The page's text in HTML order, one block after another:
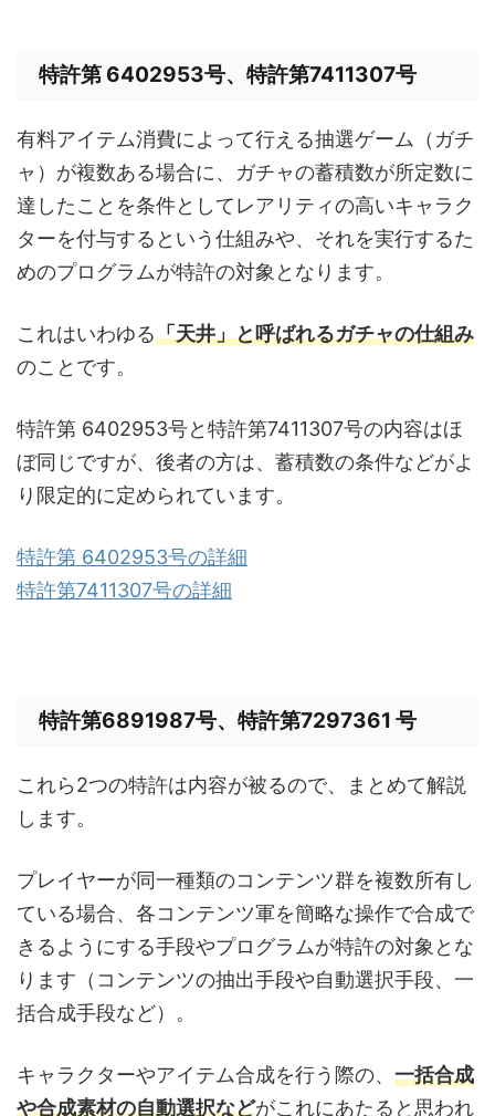
特許第 6402953号、特許第7411307号
有料アイテム消費によって行える抽選ゲーム（ガチ
ャ）が複数ある場合に、ガチャの蓄積数が所定数に
達したことを条件としてレアリティの高いキャラク
ターを付与するという仕組みや、それを実行するた
めのプログラムが特許の対象となります。
これはいわゆる「天井」と呼ばれるガチャの仕組み
のことです。
特許第 6402953号と特許第7411307号の内容はほ
ぼ同じですが、後者の方は、蓄積数の条件などがよ
り限定的に定められています。
特許第 6402953号の詳細
特許第7411307号の詳細
特許第6891987号、特許第7297361 号
これら2つの特許は内容が被るので、まとめて解説
します。
プレイヤーが同一種類のコンテンツ群を複数所有し
ている場合、各コンテンツ軍を簡略な操作で合成で
きるようにする手段やプログラムが特許の対象とな
ります（コンテンツの抽出手段や自動選択手段、一
括合成手段など）。
キャラクターやアイテム合成を行う際の、 一括合成
や合成素材の自動選択などがこれにあたると思われ